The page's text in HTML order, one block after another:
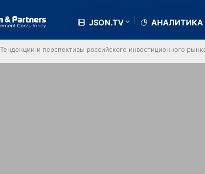
JSON.TV АНАЛИТИКА
Тенденции и перспективы российского инвестиционного